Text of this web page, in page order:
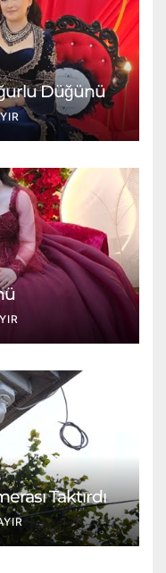
Düğünü
Taktırdı